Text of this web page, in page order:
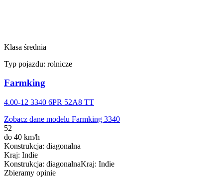
Klasa średnia
Typ pojazdu: rolnicze
Farmking
4.00-12 3340 6PR 52A8 TT
Zobacz dane modelu Farmking 3340
52
do 40 km/h
Konstrukcja: diagonalna
Kraj: Indie
Konstrukcja: diagonalnaKraj: Indie
Zbieramy opinie